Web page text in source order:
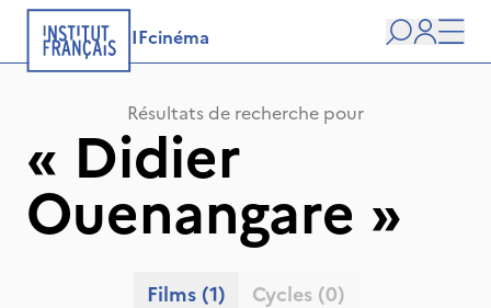
IFcinéma
user
Résultats de recherche pour
« Didier
Ouenangare »
Films (1) Cycles (0)